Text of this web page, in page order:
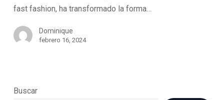
fast fashion, ha transformado la forma…
Dominique
febrero 16, 2024
Buscar